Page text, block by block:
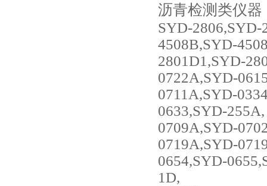
沥青检测类仪器
SYD-2806,SYD-
4508B,SYD-
2801D1,SYD-
0722A,SYD-
0711A,SYD-
0633,SYD-
0709A,SYD-
0719A,SYD-
0654,SYD-
1D,